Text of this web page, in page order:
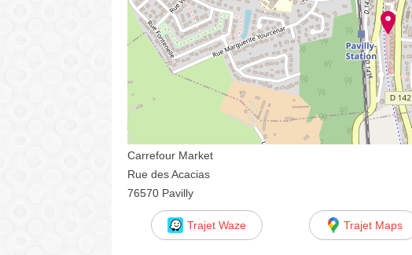
Carrefour Market
Rue des Acacias
76570 Pavilly
Trajet Waze Trajet Maps